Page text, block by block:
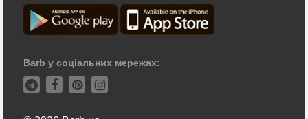
Barb у соціальних мережах: